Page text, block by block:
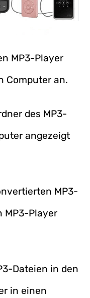
MP3-Player
Computer an.
des MP3-
angezeigt
MP3-
MP3-Player
Dateien in den
in einen